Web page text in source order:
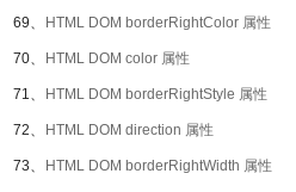
69、 HTML DOM borderRightColor 属性
70、 HTML DOM color 属性
71、 HTML DOM borderRightStyle 属性
72、 HTML DOM direction 属性
73、 HTML DOM borderRightWidth 属性